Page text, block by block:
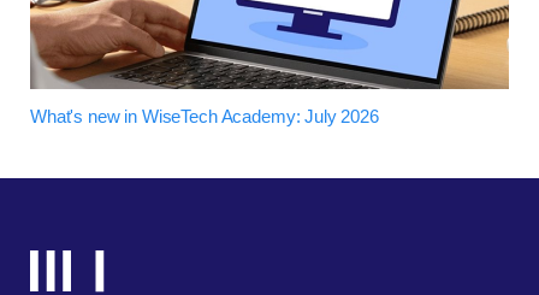
What's new in WiseTech Academy: July 2026